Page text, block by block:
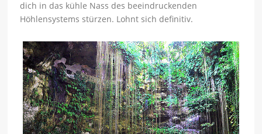
dich in das kühle Nass des beeindruckenden
Höhlensystems stürzen. Lohnt sich definitiv.